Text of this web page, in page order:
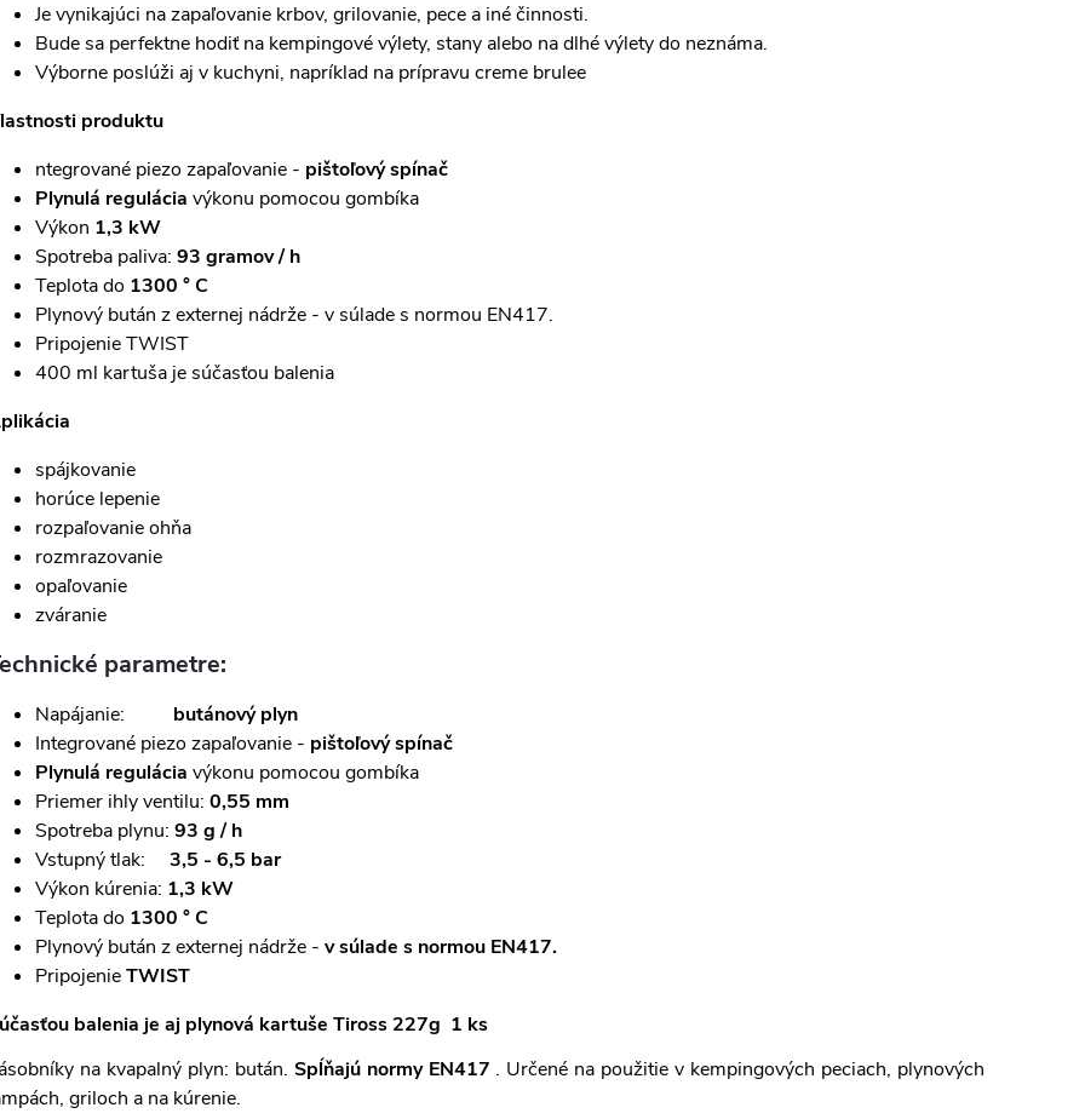
Je vynikajúci na zapaľovanie krbov, grilovanie, pece a iné činnosti.
Bude sa perfektne hodiť na kempingové výlety, stany alebo na dlhé výlety do neznáma.
Výborne poslúži aj v kuchyni, napríklad na prípravu creme brulee
produktu
ntegrované piezo zapaľovanie - pištoľový spínač
Plynulá regulácia výkonu pomocou gombíka
Výkon 1,3 kW
Spotreba paliva: 93 gramov / h
Teplota do 1300 ° C
Plynový bután z externej nádrže - v súlade s normou EN417.
Pripojenie TWIST
400 ml kartuša je súčasťou balenia
spájkovanie
horúce lepenie
rozpaľovanie ohňa
rozmrazovanie
opaľovanie
zváranie
parametre:
Napájanie: butánový plyn
Integrované piezo zapaľovanie - pištoľový spínač
Plynulá regulácia výkonu pomocou gombíka
Priemer ihly ventilu: 0,55 mm
Spotreba plynu: 93 g / h
Vstupný tlak: 3,5 - 6,5 bar
Výkon kúrenia: 1,3 kW
Teplota do 1300 ° C
Plynový bután z externej nádrže - v súlade s normou EN417.
PripojenieTWIST
balenia je aj plynová kartuše Tiross 227g 1 ks
na kvapalný plyn: bután. Spĺňajú normy EN417 . Určené na použitie v kempingových peciach, plynových
griloch a na kúrenie.